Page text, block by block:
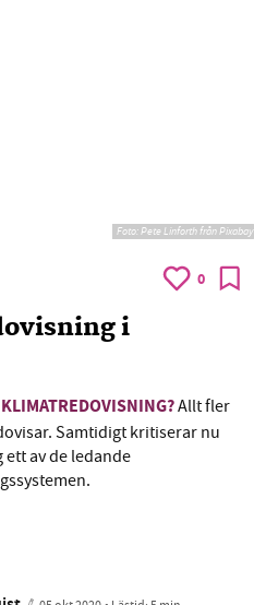
Foto:Pete Linforth från Pixabay
0
i
Allt fler
Samtidigt kritiserar nu
av de ledande